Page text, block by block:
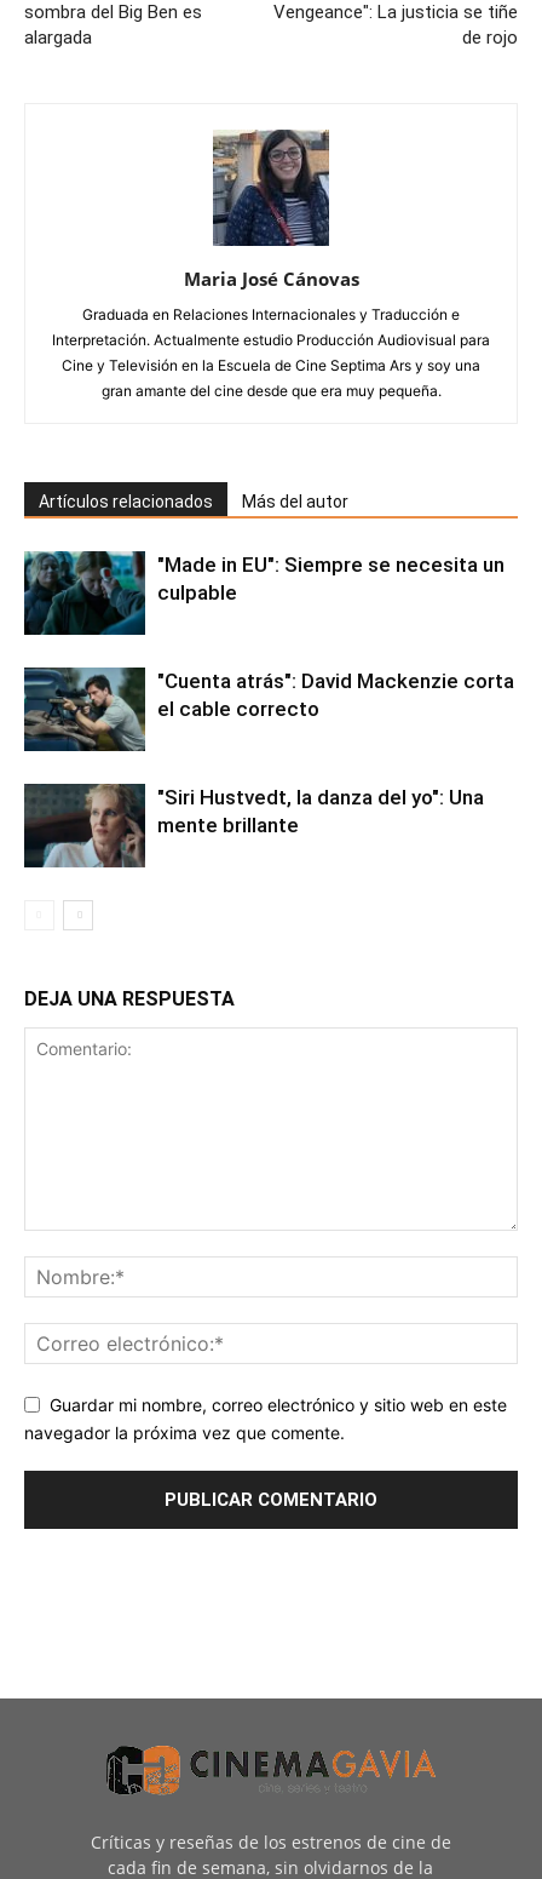
sombra del Big Ben es
alargada
Vengeance": La justicia se tiñe
de rojo
Maria José Cánovas
Graduada en Relaciones Internacionales y Traducción e
Interpretación. Actualmente estudio Producción Audiovisual para
Cine y Televisión en la Escuela de Cine Septima Ars y soy una
gran amante del cine desde que era muy pequeña.
Artículos relacionados Más del autor
"Made in EU": Siempre se necesita un
culpable
"Cuenta atrás": David Mackenzie corta
el cable correcto
"Siri Hustvedt, la danza del yo": Una
mente brillante
DEJA UNA RESPUESTA
Guardar mi nombre, correo electrónico y sitio web en este
navegador la próxima vez que comente.
Críticas y reseñas de los estrenos de cine de
cada fin de semana, sin olvidarnos de la